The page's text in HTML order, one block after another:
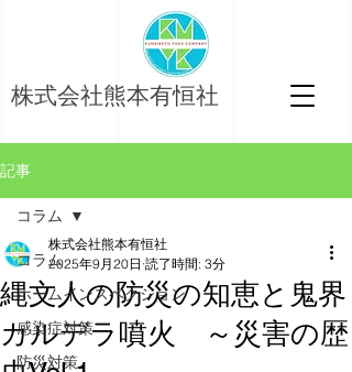
株式会社熊本有恒社
記事
コラム
ホームインスペクション
感染症対策
防災対策
コラム
縄文人の防災の知恵と鬼界
カルデラ噴火 ～災害の歴
株式会社熊本有恒社
2025年9月20日 読了時間: 3分